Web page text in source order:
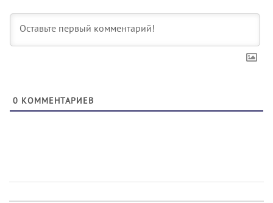
0 КОММЕНТАРИЕВ